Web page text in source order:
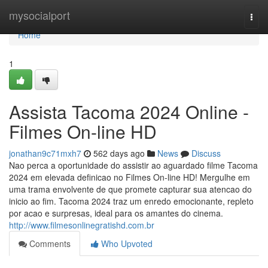
mysocialport
Home
Home
1
Assista Tacoma 2024 Online -
Filmes On-line HD
jonathan9c71mxh7 562 days ago News
Discuss
Nao perca a oportunidade do assistir ao aguardado filme Tacoma
2024 em elevada definicao no Filmes On-line HD! Mergulhe em
uma trama envolvente de que promete capturar sua atencao do
inicio ao fim. Tacoma 2024 traz um enredo emocionante, repleto
por acao e surpresas, ideal para os amantes do cinema.
http://www.filmesonlinegratishd.com.br
Comments
Who Upvoted